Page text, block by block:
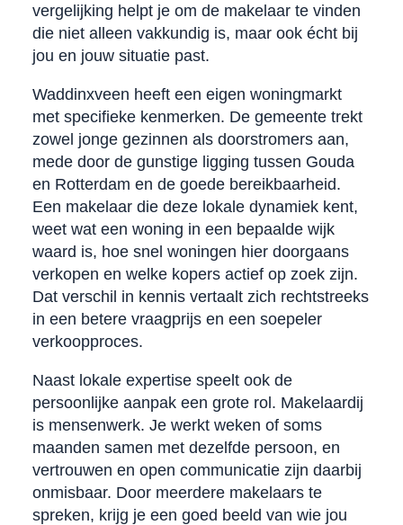
vergelijking helpt je om de makelaar te vinden
die niet alleen vakkundig is, maar ook écht bij
jou en jouw situatie past.
Waddinxveen heeft een eigen woningmarkt
met specifieke kenmerken. De gemeente trekt
zowel jonge gezinnen als doorstromers aan,
mede door de gunstige ligging tussen Gouda
en Rotterdam en de goede bereikbaarheid.
Een makelaar die deze lokale dynamiek kent,
weet wat een woning in een bepaalde wijk
waard is, hoe snel woningen hier doorgaans
verkopen en welke kopers actief op zoek zijn.
Dat verschil in kennis vertaalt zich rechtstreeks
in een betere vraagprijs en een soepeler
verkoopproces.
Naast lokale expertise speelt ook de
persoonlijke aanpak een grote rol. Makelaardij
is mensenwerk. Je werkt weken of soms
maanden samen met dezelfde persoon, en
vertrouwen en open communicatie zijn daarbij
onmisbaar. Door meerdere makelaars te
spreken, krijg je een goed beeld van wie jou